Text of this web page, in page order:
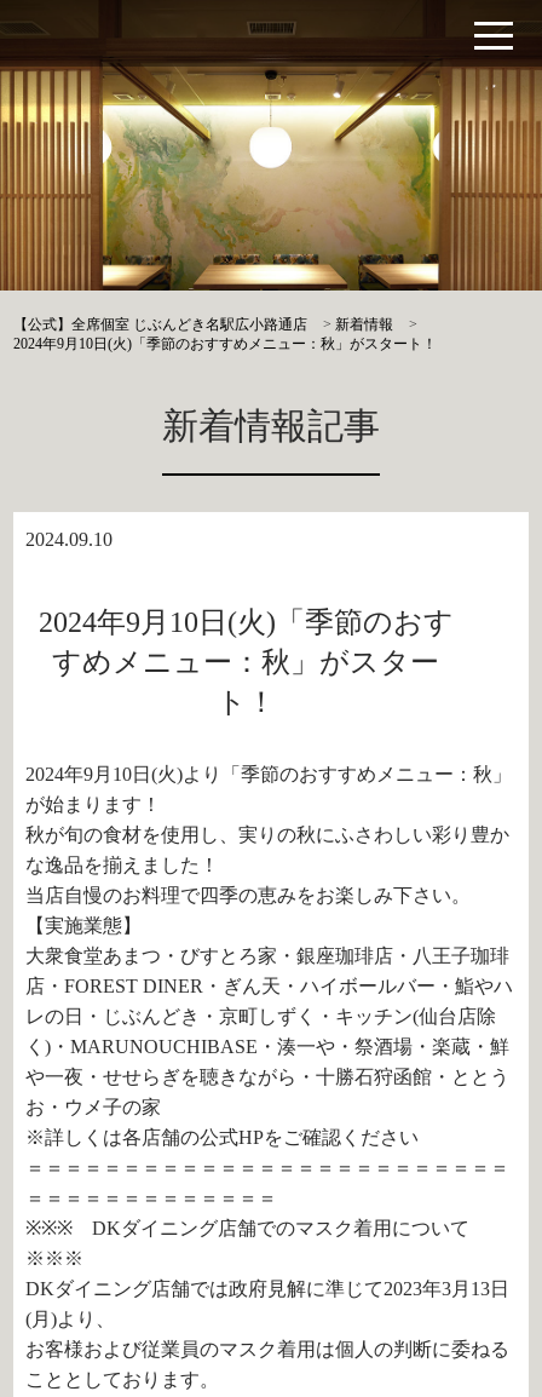
【公式】全席個室 じぶんどき名駅広小路通店 >新着情報
>
2024年9月10日(火)「季節のおすすめメニュー：秋」がスタート！
新着情報記事
2024.09.10
2024年9月10日(火)「季節のおす
すめメニュー：秋」がスター
ト！
2024年9月10日(火)より「季節のおすすめメニュー：秋」
が始まります！
秋が旬の食材を使用し、実りの秋にふさわしい彩り豊か
な逸品を揃えました！
当店自慢のお料理で四季の恵みをお楽しみ下さい。
【実施業態】
大衆食堂あまつ・びすとろ家・銀座珈琲店・八王子珈琲
店・FOREST DINER・ぎん天・ハイボールバー・鮨やハ
レの日・じぶんどき・京町しずく・キッチン(仙台店除
く)・MARUNOUCHIBASE・湊一や・祭酒場・楽蔵・鮮
や一夜・せせらぎを聴きながら・十勝石狩函館・ととう
お・ウメ子の家
※詳しくは各店舗の公式HPをご確認ください
＝＝＝＝＝＝＝＝＝＝＝＝＝＝＝＝＝＝＝＝＝＝＝＝＝
＝＝＝＝＝＝＝＝＝＝＝＝＝
※※※ DKダイニング店舗でのマスク着用について
※※※
DKダイニング店舗では政府見解に準じて2023年3月13日
(月)より、
お客様および従業員のマスク着用は個人の判断に委ねる
こととしております。